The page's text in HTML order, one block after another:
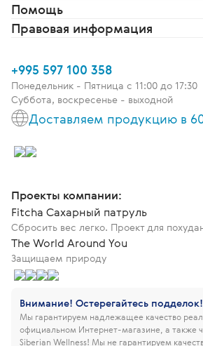
Помощь
Правовая информация
+995 597 100 358
Понедельник - Пятница c 11:00 до 17:30
Суббота, воскресенье - выходной
Доставляем продукцию в
Проекты компании:
Fitcha Сахарный патруль
Сбросить вес легко. Проект для
The World Around You
Защищаем природу
Внимание! Остерегайтесь подделок!
Мы гарантируем надлежащее качество
официальном Интернет-магазине, а также
Siberian Wellness! Мы не гарантируем